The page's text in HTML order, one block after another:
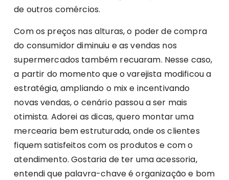
de outros comércios.
Com os preços nas alturas, o poder de compra
do consumidor diminuiu e as vendas nos
supermercados também recuaram. Nesse caso,
a partir do momento que o varejista modificou a
estratégia, ampliando o mix e incentivando
novas vendas, o cenário passou a ser mais
otimista. Adorei as dicas, quero montar uma
mercearia bem estruturada, onde os clientes
fiquem satisfeitos com os produtos e com o
atendimento. Gostaria de ter uma acessoria,
entendi que palavra-chave é organização e bom